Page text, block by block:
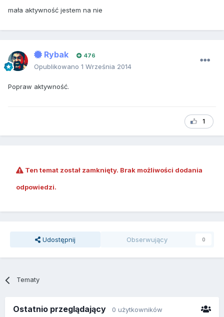
mała aktywność jestem na nie
Rybak 476
Opublikowano 1 Września 2014
Popraw aktywność.
1
Ten temat został zamknięty. Brak możliwości dodania
odpowiedzi.
Udostępnij Obserwujący 0
Tematy
Ostatnio przeglądający 0 użytkowników